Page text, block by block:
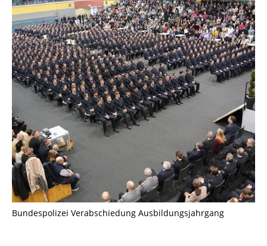
Bundespolizei Verabschiedung Ausbildungsjahrgang